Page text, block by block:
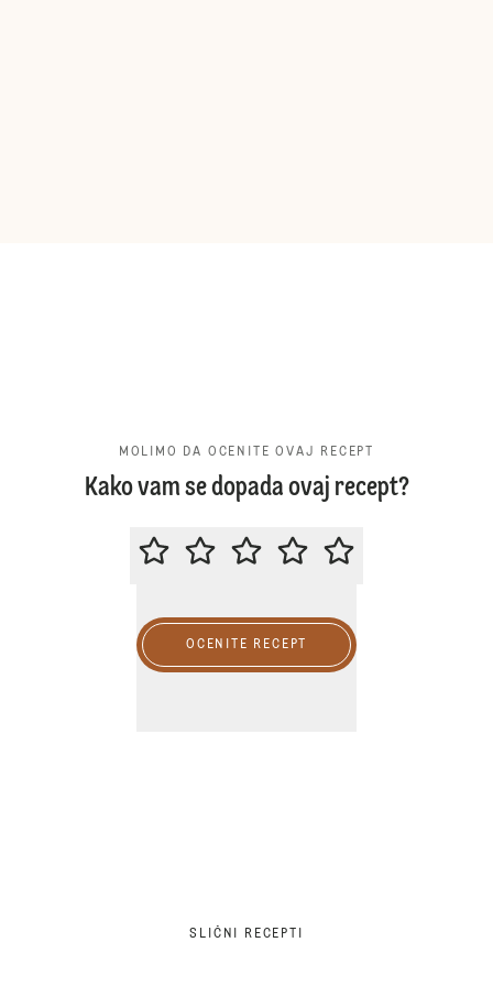
MOLIMO DA OCENITE OVAJ RECEPT
Kako vam se dopada ovaj recept?
MOLIMO DA OCENITE OVAJ
OCENITE RECEPT
SLIČNI RECEPTI